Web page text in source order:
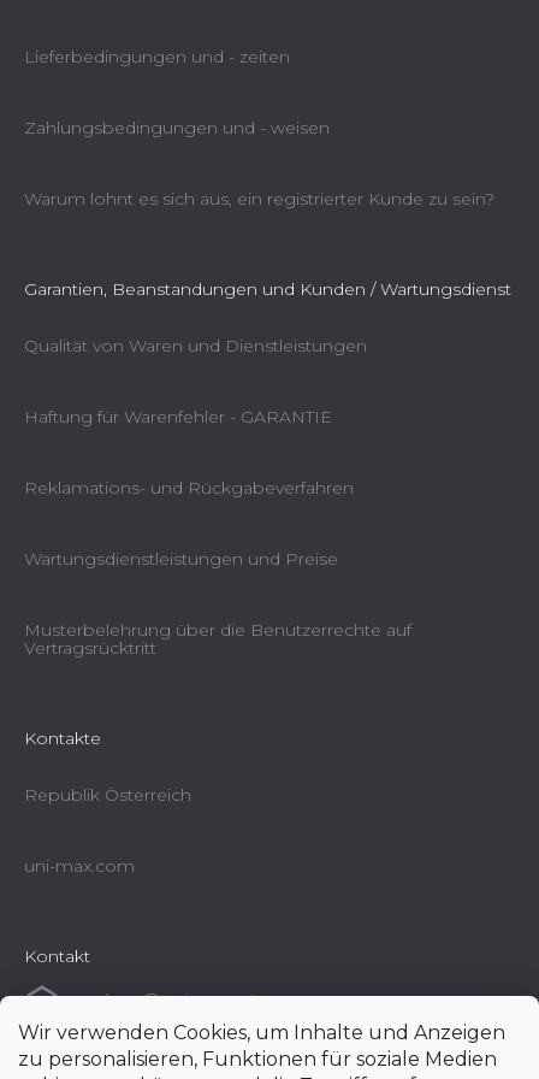
Wir verwenden Cookies, um Inhalte und Anzeigen
zu personalisieren, Funktionen für soziale Medien
Lieferbedingungen und - zeiten
Zahlungsbedingungen und - weisen
Warum lohnt es sich aus, ein registrierter Kunde zu sein?
Garantien, Beanstandungen und Kunden / Wartungsdienst
Qualität von Waren und Dienstleistungen
Haftung für Warenfehler - GARANTIE
Reklamations- und Rückgabeverfahren
Wartungsdienstleistungen und Preise
Musterbelehrung über die Benutzerrechte auf
Vertragsrücktritt
Kontakte
Republik Österreich
uni-max.com
Kontakt
e-shop@uni-max.at
+420 266 190 190